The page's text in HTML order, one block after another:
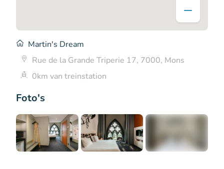
Foto's
Martin's Dream
Rue de la Grande Triperie 17, 7000, Mons
0km van treinstation